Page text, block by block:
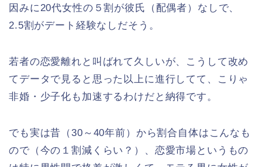
因みに20代女性の５割が彼氏（配偶者）なしで、
2.5割がデート経験なしだそう。
若者の恋愛離れと叫ばれて久しいが、こうして改め
てデータで見ると思った以上に進行してて、こりゃ
非婚・少子化も加速するわけだと納得です。
でも実は昔（30～40年前）から割合自体はこんなも
ので（今の１割減くらい？）、恋愛市場というもの